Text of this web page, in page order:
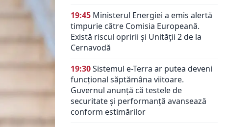
19:45 Ministerul Energiei a emis alertă
timpurie către Comisia Europeană.
Există riscul opririi și Unității 2 de la
Cernavodă
19:30Sistemul e-Terra ar putea deveni
funcțional săptămâna viitoare.
Guvernul anunță că testele de
securitate și performanță avansează
conform estimărilor